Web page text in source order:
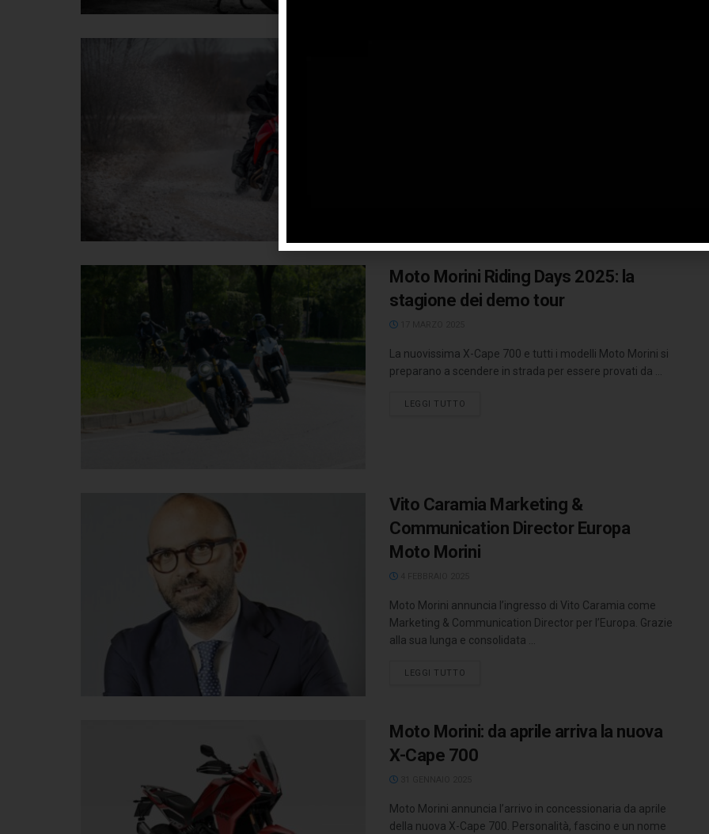
Moto Morini Riding Days 2025: la
stagione dei demo tour
La nuovissima X-Cape 700 e tutti i modelli Moto Morini si
preparano a scendere in strada per essere provati da ...
LEGGI TUTTO
Vito Caramia Marketing &
Communication Director Europa
Moto Morini
Moto Morini annuncia l’ingresso di Vito Caramia come
Marketing & Communication Director per l’Europa. Grazie
alla sua lunga e consolidata ...
LEGGI TUTTO
Moto Morini: da aprile arriva la nuova
X-Cape 700
Moto Morini annuncia l’arrivo in concessionaria da aprile
della nuova X-Cape 700. Personalità, fascino e un nome